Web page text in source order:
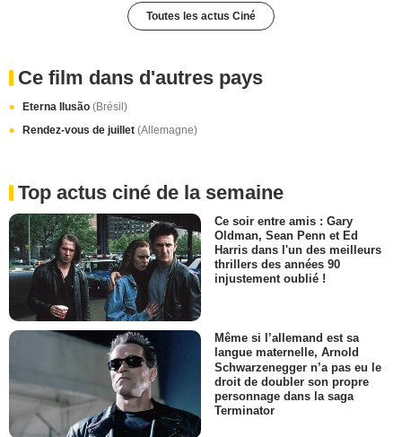
Toutes les actus Ciné
Ce film dans d'autres pays
Eterna Ilusão (Brésil)
Rendez-vous de juillet (Allemagne)
Top actus ciné de la semaine
Ce soir entre amis : Gary
Oldman, Sean Penn et Ed
Harris dans l'un des meilleurs
thrillers des années 90
injustement oublié !
Même si l’allemand est sa
langue maternelle, Arnold
Schwarzenegger n’a pas eu le
droit de doubler son propre
personnage dans la saga
Terminator